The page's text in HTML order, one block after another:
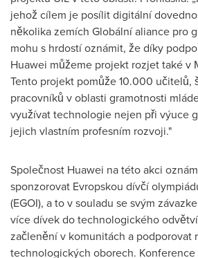
jehož cílem je posílit digitální
několika zemích Globální aliance pro
mohu s hrdostí oznámit, že díky
Huawei můžeme projekt rozjet také v
Tento projekt pomůže 10.000 učitelů,
pracovníků v oblasti gramotnosti
využívat technologie nejen při výuce
jejich vlastním profesním rozvoji."
Společnost Huawei na této akci
sponzorovat Evropskou dívčí
(EGOI), a to v souladu se svým
více dívek do technologického
začlenění v komunitách a podporovat
technologických oborech. Konference